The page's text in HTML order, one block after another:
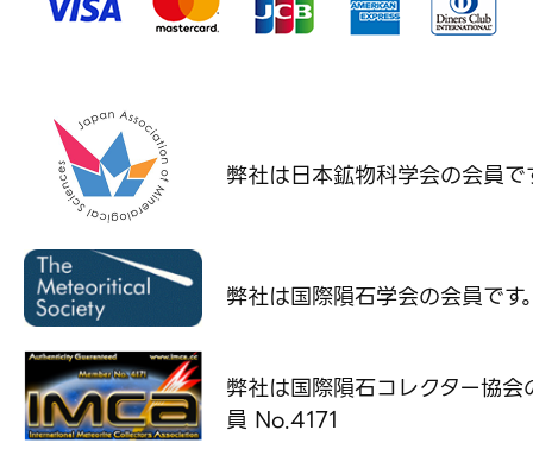
弊社は日本鉱物科学会の会員で
弊社は国際隕石学会の会員です
弊社は国際隕石コレクター協会
員 No.4171